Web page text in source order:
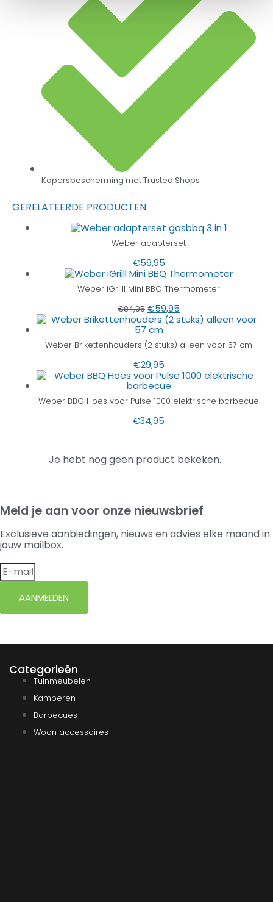
Kopersbescherming met Trusted Shops
GERELATEERDE PRODUCTEN
Weber adapterset
€59,95
Weber iGrilll Mini BBQ Thermometer
€84,95 €59,95
Weber Brikettenhouders (2 stuks) alleen voor 57 cm
€29,95
Weber BBQ Hoes voor Pulse 1000 elektrische barbecue
€34,95
Je hebt nog geen product bekeken.
Meld je aan voor onze nieuwsbrief
Exclusieve aanbiedingen, nieuws en advies elke maand in
jouw mailbox.
AANMELDEN
Categorieën
Tuinmeubelen
Kamperen
Barbecues
Woon accessoires